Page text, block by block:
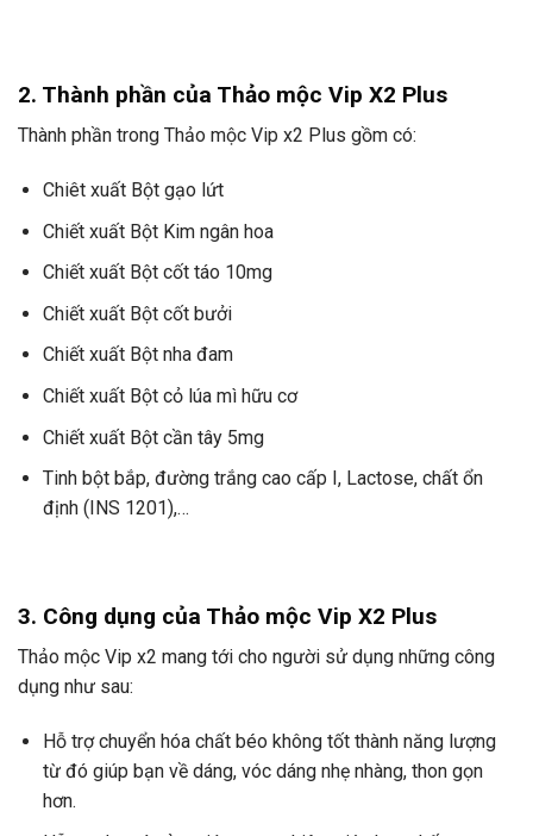
2. Thành phần của Thảo mộc Vip X2 Plus
Thành phần trong Thảo mộc Vip x2 Plus gồm có:
Chiêt xuất Bột gạo lứt
Chiết xuất Bột Kim ngân hoa
Chiết xuất Bột cốt táo 10mg
Chiết xuất Bột cốt bưởi
Chiết xuất Bột nha đam
Chiết xuất Bột cỏ lúa mì hữu cơ
Chiết xuất Bột cần tây 5mg
Tinh bột bắp, đường trắng cao cấp I, Lactose, chất ổn
định (INS 1201),…
3. Công dụng của Thảo mộc Vip X2 Plus
Thảo mộc Vip x2 mang tới cho người sử dụng những công
dụng như sau:
Hỗ trợ chuyển hóa chất béo không tốt thành năng lượng
từ đó giúp bạn về dáng, vóc dáng nhẹ nhàng, thon gọn
hơn.